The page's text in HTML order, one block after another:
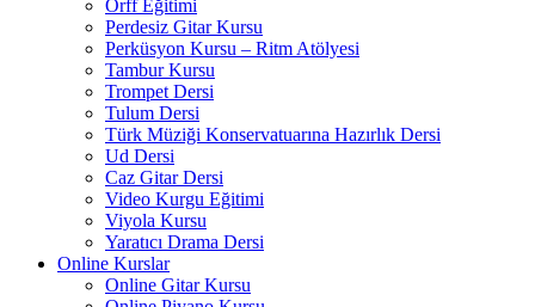
Orff Eğitimi
Perdesiz Gitar Kursu
Perküsyon Kursu – Ritm Atölyesi
Tambur Kursu
Trompet Dersi
Tulum Dersi
Türk Müziği Konservatuarına Hazırlık Dersi
Ud Dersi
Caz Gitar Dersi
Video Kurgu Eğitimi
Viyola Kursu
Yaratıcı Drama Dersi
Online Kurslar
Online Gitar Kursu